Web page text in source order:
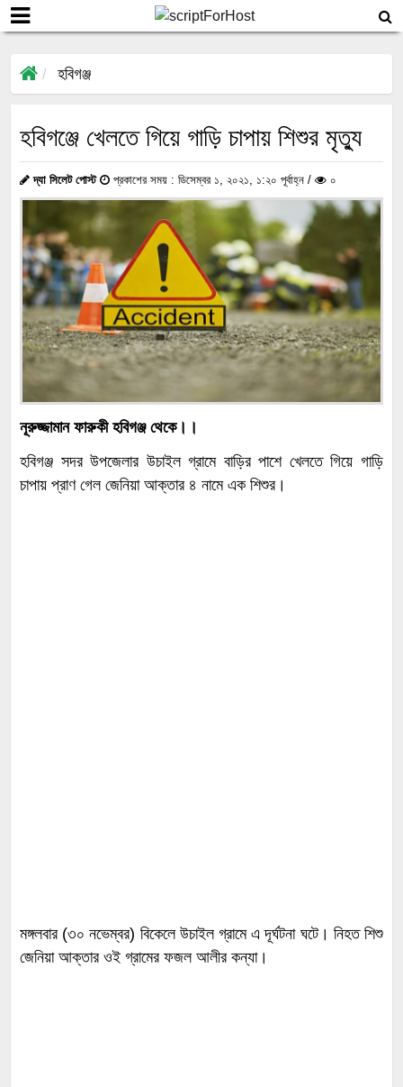
হবিগঞ্জ
হবিগঞ্জে খেলতে গিয়ে গাড়ি চাপায় শিশুর মৃত্যু
দ্যা সিলেট পোস্ট প্রকাশের সময় : ডিসেম্বর ১, ২০২১, ১:২০ পূর্বাহ্ন / ০
নূরুজ্জামান ফারুকী হবিগঞ্জ থেকে।।
হবিগঞ্জ সদর উপজেলার উচাইল গ্রামে বাড়ির পাশে খেলতে গিয়ে গাড়ি
চাপায় প্রাণ গেল জেনিয়া আক্তার ৪ নামে এক শিশুর।
মঙ্গলবার (৩০ নভেম্বর) বিকেলে উচাইল গ্রামে এ দূর্ঘটনা ঘটে। নিহত শিশু
জেনিয়া আক্তার ওই গ্রামের ফজল আলীর কন্যা।